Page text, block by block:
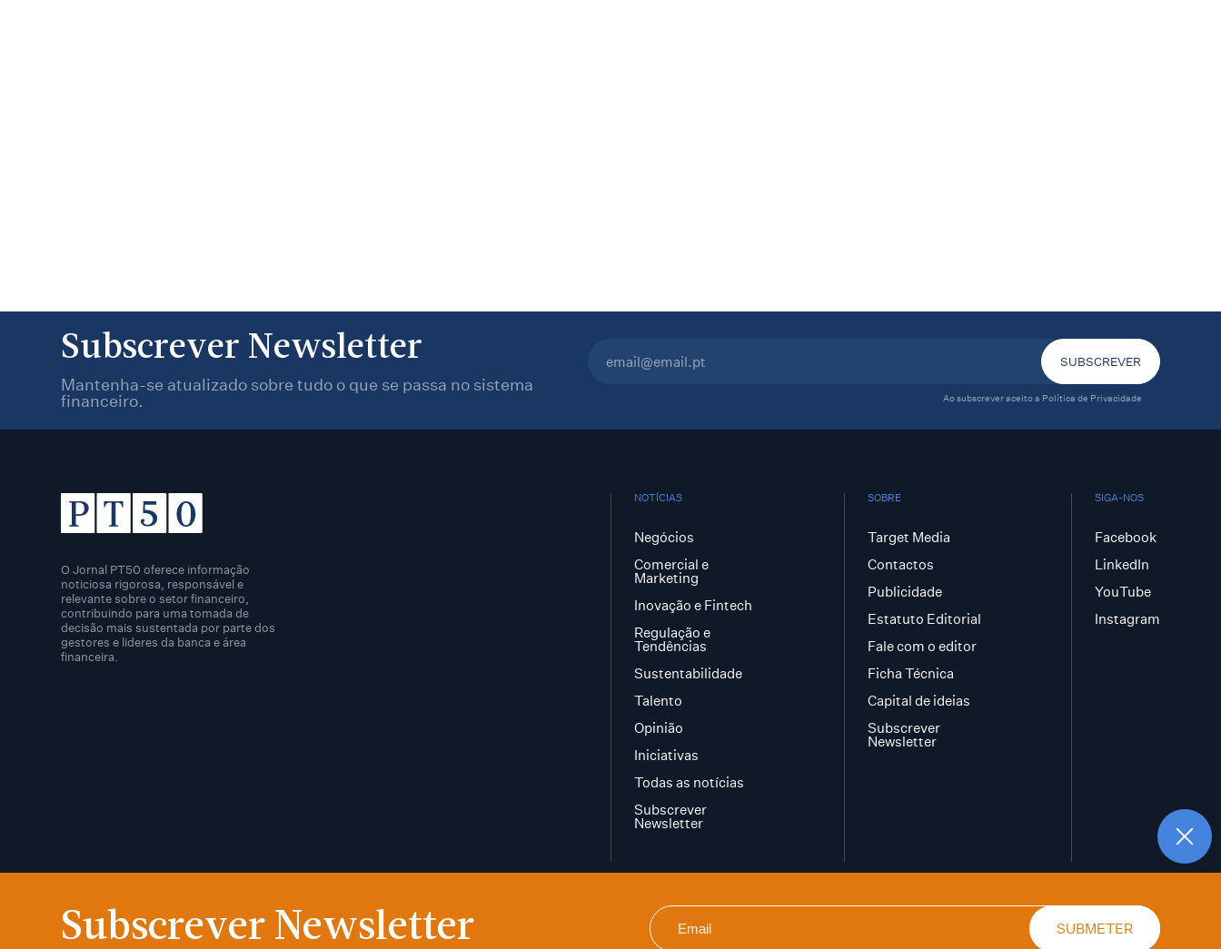
Subscrever Newsletter SUBMETER
Subscrever Newsletter
Mantenha-se atualizado sobre tudo o que se passa no sistema
financeiro.
Ao subscrever aceito a Política de Privacidade
O Jornal PT50 oferece informação
noticiosa rigorosa, responsável e
relevante sobre o setor financeiro,
contribuindo para uma tomada de
decisão mais sustentada por parte dos
gestores e lideres da banca e área
financeira.
NOTÍCIAS
Negócios
Comercial e
Marketing
Inovação e Fintech
Regulação e
Tendências
Sustentabilidade
Talento
Opinião
Iniciativas
Todas as notícias
Subscrever
Newsletter
SOBRE
Target Media
Contactos
Publicidade
Estatuto Editorial
Fale com o editor
Ficha Técnica
Capital de ideias
Subscrever
Newsletter
SIGA-NOS
Facebook
LinkedIn
YouTube
Instagram